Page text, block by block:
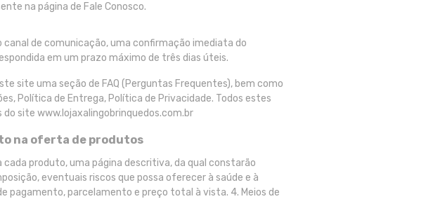
na página de Fale Conosco.
canal de comunicação, uma confirmação imediata do
em um prazo máximo de três dias úteis.
site uma seção de FAQ (Perguntas Frequentes), bem como
Política de Entrega, Política de Privacidade. Todos estes
site www.lojaxalingobrinquedos.com.br
na oferta de produtos
cada produto, uma página descritiva, da qual constarão
eventuais riscos que possa oferecer à saúde e à
pagamento, parcelamento e preço total à vista. 4. Meios de